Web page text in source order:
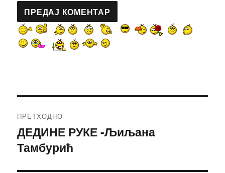
чланка
ПРЕТХОДНО
Претходни
чланак:
ДЕДИНЕ РУКЕ -Љиљана
Тамбурић